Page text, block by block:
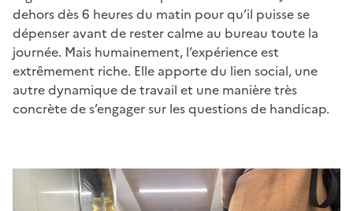
dehors dès 6 heures du matin pour qu’il puisse se
dépenser avant de rester calme au bureau toute la
journée. Mais humainement, l’expérience est
extrêmement riche. Elle apporte du lien social, une
autre dynamique de travail et une manière très
concrète de s’engager sur les questions de handicap.